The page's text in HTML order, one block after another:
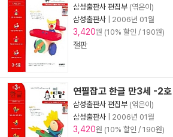
삼성출판사 편집부 (엮은이)
삼성출판사
2006년 01월
3,420원 (10% 할인 / 190원)
절판
연필잡고 한글 만3세 -2호
삼성출판사 편집부 (엮은이)
삼성출판사
2006년 01월
3,420원 (10% 할인 / 190원)